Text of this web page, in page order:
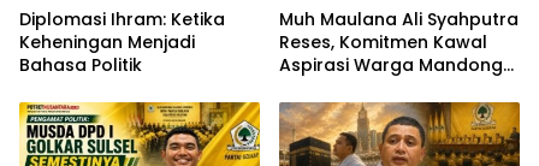
Diplomasi Ihram: Ketika
Keheningan Menjadi
Bahasa Politik
‎Muh Maulana Ali Syahputra
Reses, Komitmen Kawal
Aspirasi Warga Mandonga